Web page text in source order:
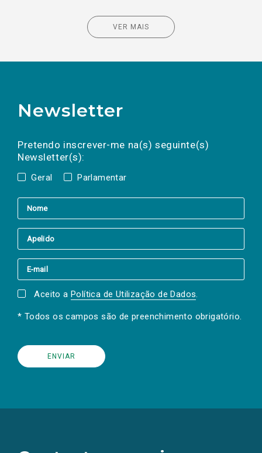
VER MAIS
Newsletter
Pretendo inscrever-me na(s) seguinte(s)
Newsletter(s):
Geral Parlamentar
a(s) newsletter(s).
mail
Aceito a Política de Utilização de Dados.
* Todos os campos são de preenchimento obrigatório.